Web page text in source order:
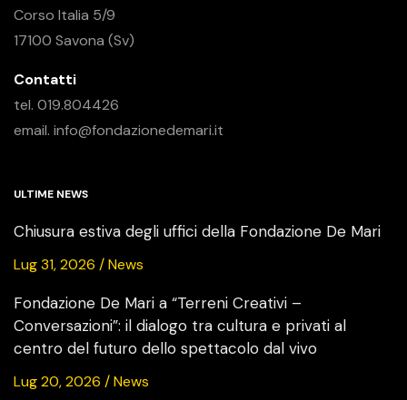
Corso Italia 5/9
17100 Savona (Sv)
Contatti
tel. 019.804426
email. info@fondazionedemari.it
ULTIME NEWS
Chiusura estiva degli uffici della Fondazione De Mari
Lug 31, 2026 / News
Fondazione De Mari a “Terreni Creativi –
Conversazioni”: il dialogo tra cultura e privati al
centro del futuro dello spettacolo dal vivo
Lug 20, 2026 / News